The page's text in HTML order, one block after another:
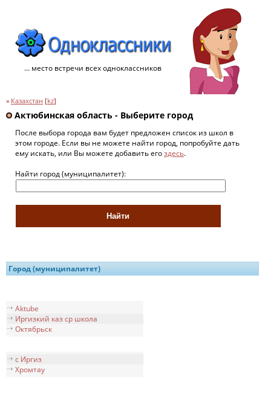
... место встречи всех одноклассников
» Казахстан [kz]
Актюбинская область - Выберите город
После выбора города вам будет предложен список из школ в
этом городе. Если вы не можете найти город, попробуйте дать
ему искать, или Вы можете добавить егоздесь.
Найти город (муниципалитет):
Город (муниципалитет)
Aktube
Иргизкий каз ср школа
Октябрьск
с Иргиз
Хромтау